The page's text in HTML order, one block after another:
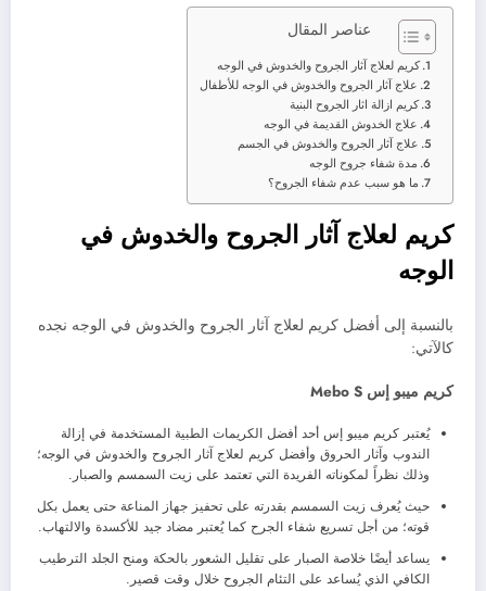
عناصر المقال
كريم لعلاج آثار الجروح والخدوش في الوجه
علاج آثار الجروح والخدوش في الوجه للأطفال
كريم ازالة اثار الجروح البنية
علاج الخدوش القديمة في الوجه
علاج آثار الجروح والخدوش في الجسم
مدة شفاء جروح الوجه
ما هو سبب عدم شفاء الجروح؟
كريم لعلاج آثار الجروح والخدوش في
الوجه
بالنسبة إلى أفضل كريم لعلاج آثار الجروح والخدوش في الوجه نجده
كالآتي:
كريم ميبو إس Mebo S
يُعتبر كريم ميبو إس أحد أفضل الكريمات الطبية المستخدمة في إزالة
الندوب وآثار الحروق وأفضل كريم لعلاج آثار الجروح والخدوش في الوجه؛
وذلك نظراً لمكوناته الفريدة التي تعتمد على زيت السمسم والصبار.
حيث يُعرف زيت السمسم بقدرته على تحفيز جهاز المناعة حتى يعمل بكل
قوته؛ من أجل تسريع شفاء الجرح كما يُعتبر مضاد جيد للأكسدة والالتهاب.
يساعد أيضًا خلاصة الصبار على تقليل الشعور بالحكة ومنح الجلد الترطيب
الكافي الذي يُساعد على التئام الجروح خلال وقت قصير.